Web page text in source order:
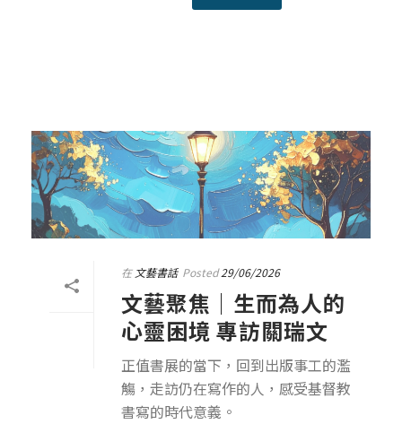
在 文藝書話 Posted 29/06/2026
文藝聚焦｜生而為人的
心靈困境 專訪關瑞文
正值書展的當下，回到出版事工的濫
觴，走訪仍在寫作的人，感受基督教
書寫的時代意義。